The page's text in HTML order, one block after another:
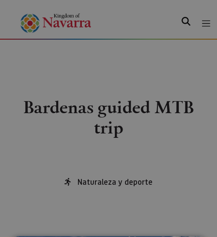
Search
Bardenas guided MTB
trip
Naturaleza y deporte